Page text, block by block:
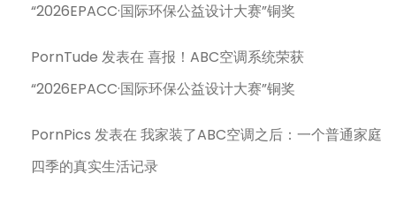
“2026EPACC·国际环保公益设计大赛”铜奖
PornTude 发表在喜报！ABC空调系统荣获
“2026EPACC·国际环保公益设计大赛”铜奖
PornPics 发表在我家装了ABC空调之后：一个普通家庭
四季的真实生活记录